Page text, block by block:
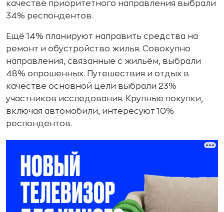
качестве приоритетного направления выбрали
34% респондентов.
Ещё 14% планируют направить средства на
ремонт и обустройство жилья. Совокупно
направления, связанные с жильём, выбрали
48% опрошенных. Путешествия и отдых в
качестве основной цели выбрали 23%
участников исследования. Крупные покупки,
включая автомобили, интересуют 10%
респондентов.